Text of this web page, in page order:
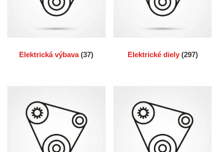
Elektrická výbava(37) Elektrické diely (297)